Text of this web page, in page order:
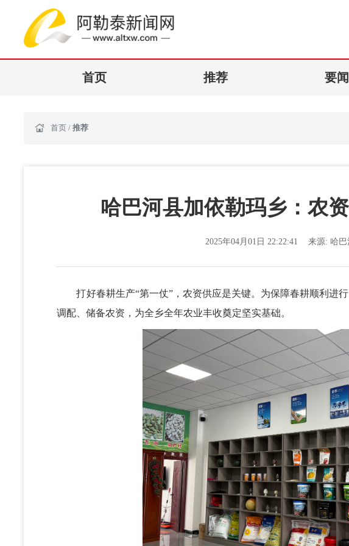
首页 推荐 要闻
首页 / 推荐
哈巴河县加依勒玛乡：农
2025年04月01日 22:22:41 来源:哈
打好春耕生产“第一仗”，农资供应是关键。为保障春耕顺利进
调配、储备农资，为全乡全年农业丰收奠定坚实基础。